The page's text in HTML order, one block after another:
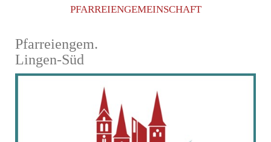
PFARREIENGEMEINSCHAFT
Pfarreiengem.
Lingen-Süd